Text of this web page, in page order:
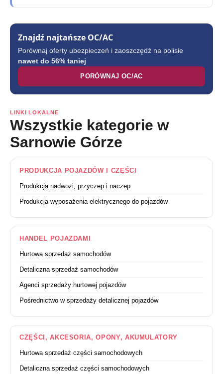
Znajdź najtańsze OC/AC
Porównaj oferty ubezpieczeń i zaoszczędź na polisie
nawet do 56% taniej
PORÓWNAJ OC/AC
LINKI LOKALNE
Wszystkie kategorie w
Sarnowie Górze
PRODUKCJA POJAZDÓW I CZĘŚCI
Produkcja nadwozi, przyczep i naczep
Produkcja wyposażenia elektrycznego do pojazdów
HANDEL POJAZDAMI
Hurtowa sprzedaż samochodów
Detaliczna sprzedaż samochodów
Agenci sprzedaży hurtowej pojazdów
Pośrednictwo w sprzedaży detalicznej pojazdów
CZĘŚCI, AKCESORIA, OPONY, AKUMULATORY
Hurtowa sprzedaż części samochodowych
Detaliczna sprzedaż części samochodowych